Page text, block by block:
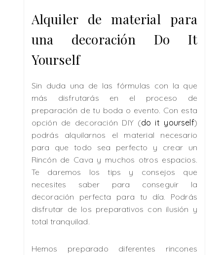
Alquiler de material para
una decoración Do It
Yourself
Sin duda una de las fórmulas con la que
más disfrutarás en el proceso de
preparación de tu boda o evento. Con esta
opción de decoración DIY (do it yourself)
podrás alquilarnos el material necesario
para que todo sea perfecto y crear un
Rincón de Cava y muchos otros espacios.
Te daremos los tips y consejos que
necesites saber para conseguir la
decoración perfecta para tu día. Podrás
disfrutar de los preparativos con ilusión y
total tranquilad.
Hemos preparado diferentes rincones